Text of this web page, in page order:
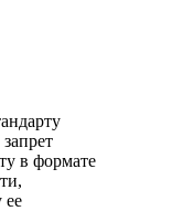
в формате
ее